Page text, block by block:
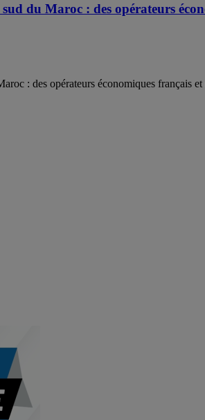
du Maroc : des opérateurs
: des opérateurs économiques français